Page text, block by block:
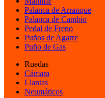
Palanca de Arranque
Palanca de Cambio
Pedal de Freno
Puños de Agarre
Puño de Gas
Ruedas
Cámara
Llantas
Neumáticos